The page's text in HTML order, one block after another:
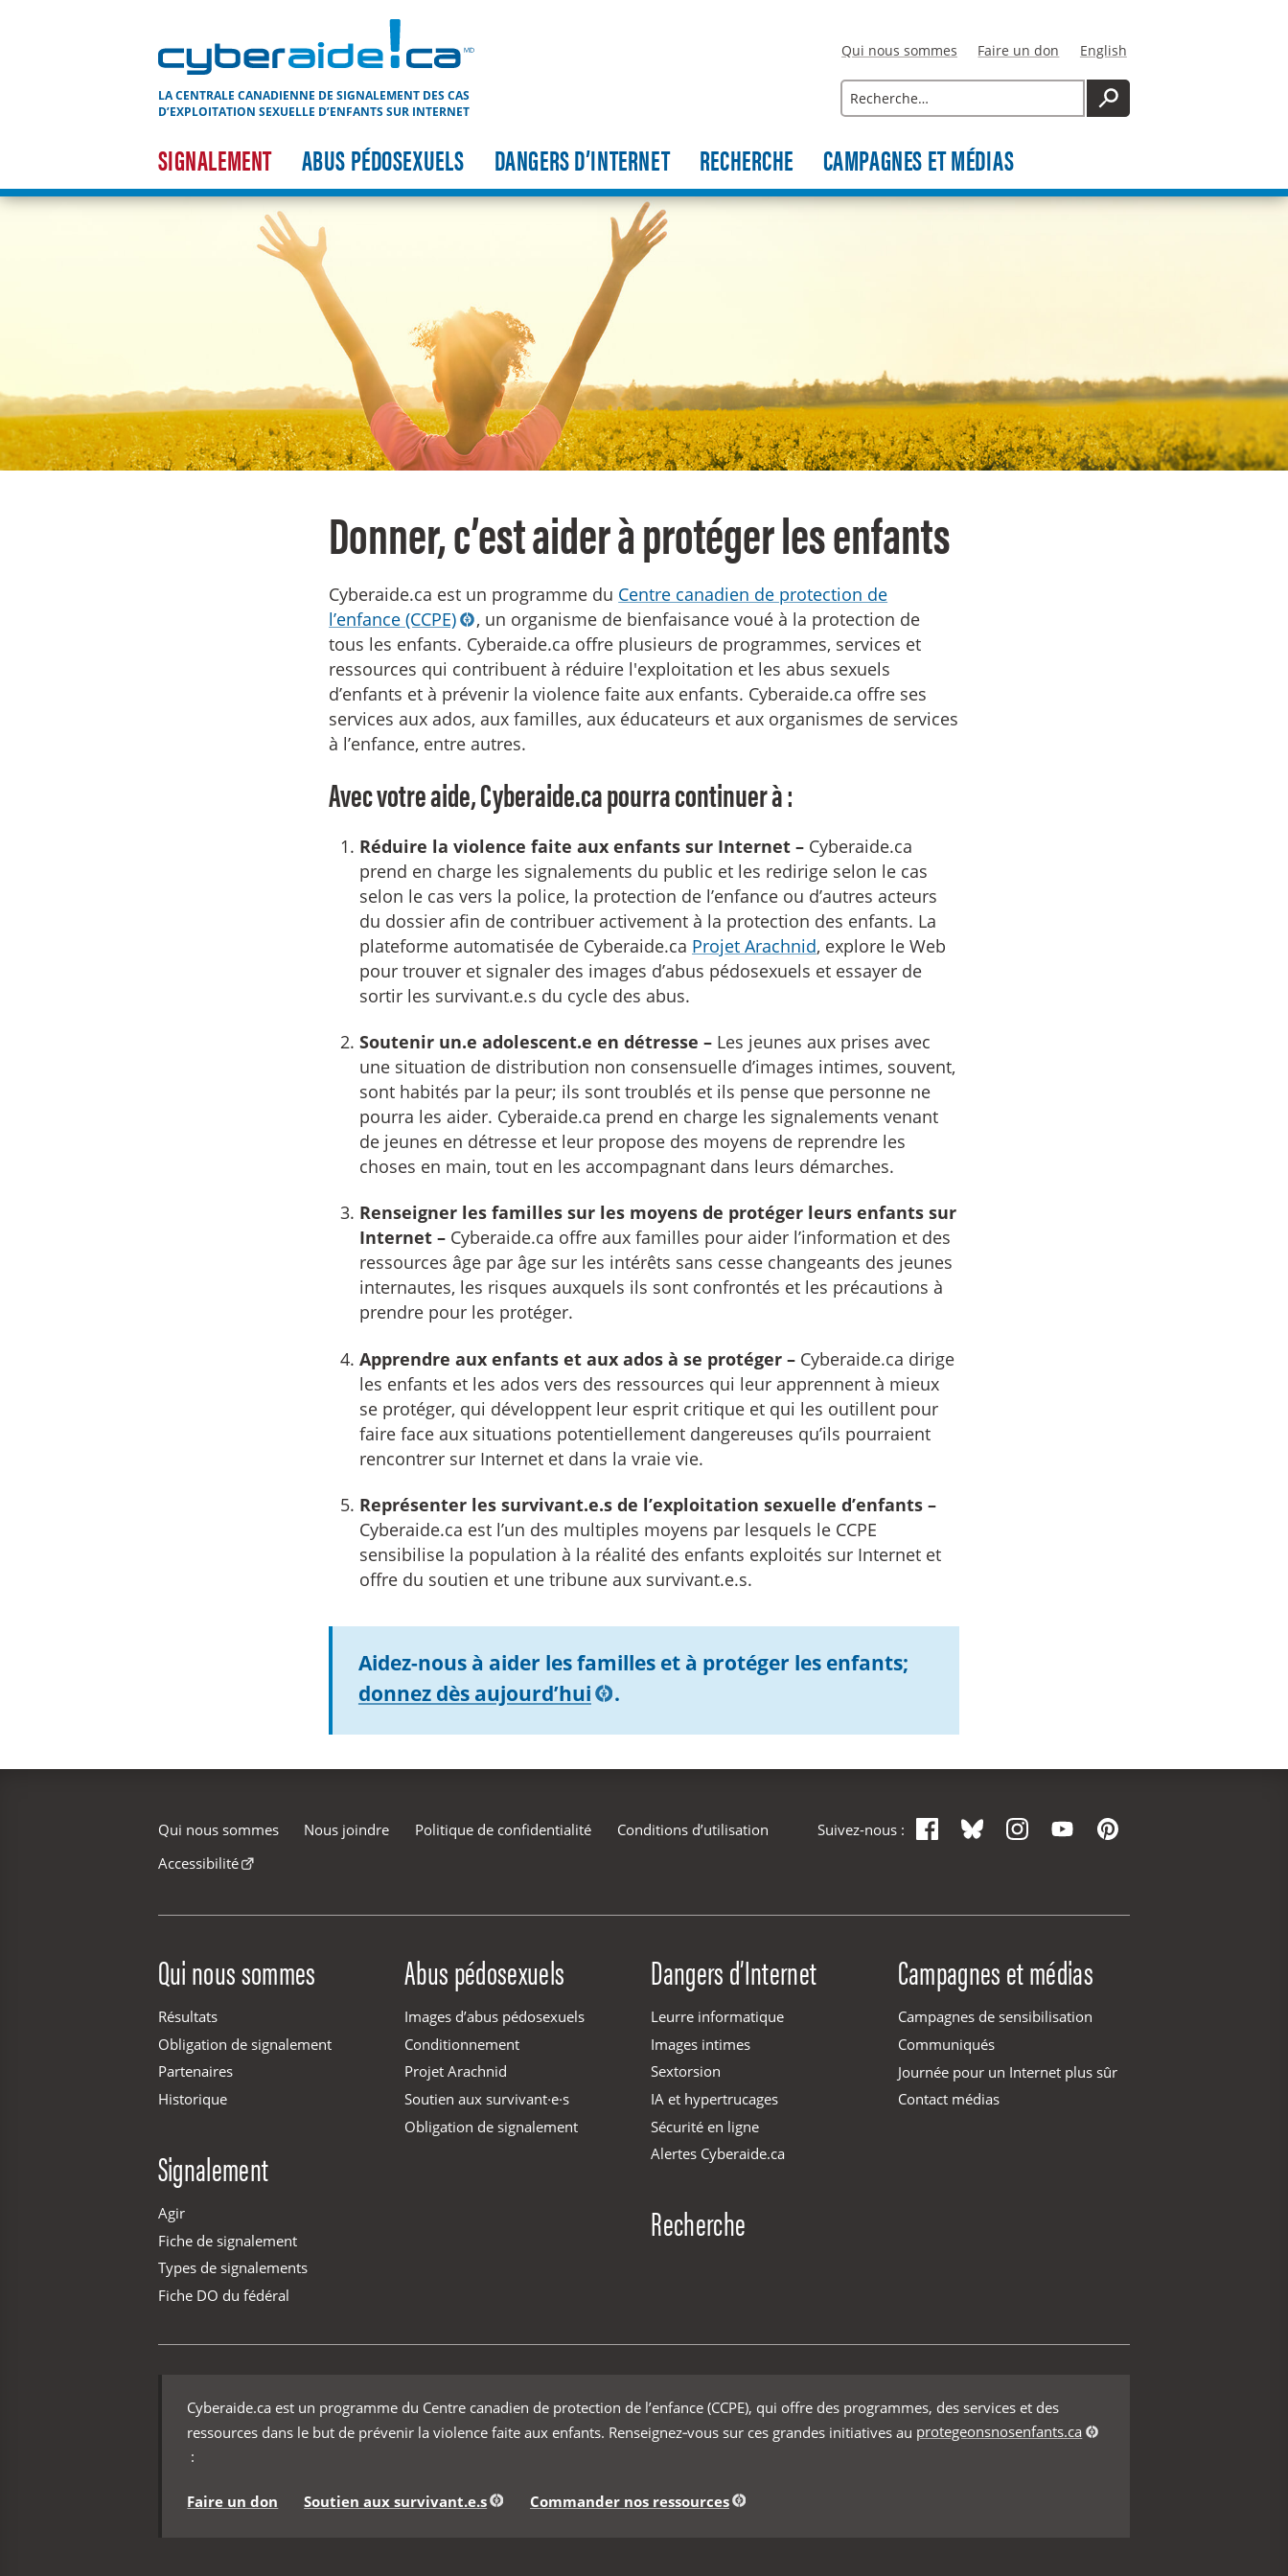
LA CENTRALE CANADIENNE DE SIGNALEMENT DES CAS
D’EXPLOITATION SEXUELLE D’ENFANTS SUR INTERNET
SIGNALEMENT ABUS PÉDOSEXUELS DANGERS D’INTERNET RECHERCHE CAMPAGNES ET MÉDIAS
Qui nous sommes Faire un don English
Recherche
RECHERCHE
Donner, c’est aider à protéger les enfants
Cyberaide.ca est un programme du Centre canadien de protection de
l’enfance (CCPE)
, un organisme de bienfaisance voué à la protection de
tous les enfants. Cyberaide.ca offre plusieurs de programmes, services et
ressources qui contribuent à réduire l'exploitation et les abus sexuels
d’enfants et à prévenir la violence faite aux enfants. Cyberaide.ca offre ses
services aux ados, aux familles, aux éducateurs et aux organismes de services
à l’enfance, entre autres.
Avec votre aide, Cyberaide.ca pourra continuer à :
Réduire la violence faite aux enfants sur Internet – Cyberaide.ca
prend en charge les signalements du public et les redirige selon le cas
selon le cas vers la police, la protection de l’enfance ou d’autres acteurs
du dossier afin de contribuer activement à la protection des enfants. La
plateforme automatisée de Cyberaide.ca Projet Arachnid, explore le Web
pour trouver et signaler des images d’abus pédosexuels et essayer de
sortir les survivant.e.s du cycle des abus.
Soutenir un.e adolescent.e en détresse – Les jeunes aux prises avec
une situation de distribution non consensuelle d’images intimes, souvent,
sont habités par la peur; ils sont troublés et ils pense que personne ne
pourra les aider. Cyberaide.ca prend en charge les signalements venant
de jeunes en détresse et leur propose des moyens de reprendre les
choses en main, tout en les accompagnant dans leurs démarches.
Renseigner les familles sur les moyens de protéger leurs enfants sur
Internet – Cyberaide.ca offre aux familles pour aider l’information et des
ressources âge par âge sur les intérêts sans cesse changeants des jeunes
internautes, les risques auxquels ils sont confrontés et les précautions à
prendre pour les protéger.
Apprendre aux enfants et aux ados à se protéger – Cyberaide.ca dirige
les enfants et les ados vers des ressources qui leur apprennent à mieux
se protéger, qui développent leur esprit critique et qui les outillent pour
faire face aux situations potentiellement dangereuses qu’ils pourraient
rencontrer sur Internet et dans la vraie vie.
Représenter les survivant.e.s de l’exploitation sexuelle d’enfants –
Cyberaide.ca est l’un des multiples moyens par lesquels le CCPE
sensibilise la population à la réalité des enfants exploités sur Internet et
offre du soutien et une tribune aux survivant.e.s.
Aidez-nous à aider les familles et à protéger les enfants;
donnez dès aujourd’hui
.
Qui nous sommes Nous joindre Politique de confidentialité
Conditions d’utilisation
Accessibilité
Suivez-nous : FacebookBlueskyInstagramYouTube
Site Menu
Qui nous sommes
Résultats
Obligation de signalement
Partenaires
Historique
Signalement
Agir
Fiche de signalement
Types de signalements
Fiche DO du fédéral
Abus pédosexuels
Images d’abus pédosexuels
Conditionnement
Projet Arachnid
Soutien aux survivant·e·s
Obligation de signalement
Dangers d’Internet
Leurre informatique
Images intimes
Sextorsion
IA et hypertrucages
Sécurité en ligne
Alertes Cyberaide.ca
Recherche
Campagnes et médias
Campagnes de sensibilisation
Communiqués
Journée pour un Internet plus sûr
Contact médias
Cyberaide.ca est un programme du Centre canadien de protection de l’enfance (CCPE), qui offre des programmes, des services et des
ressources dans le but de prévenir la violence faite aux enfants. Renseignez‑vous sur ces grandes initiatives au protegeonsnosenfants.ca
:
Faire un don Soutien aux survivant.e.s Commander nos ressources